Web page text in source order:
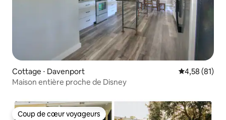
Cottage ⋅ Davenport Évaluation
4,58 (81)
Maison entière proche de Disney
Coup de cœur voyageurs